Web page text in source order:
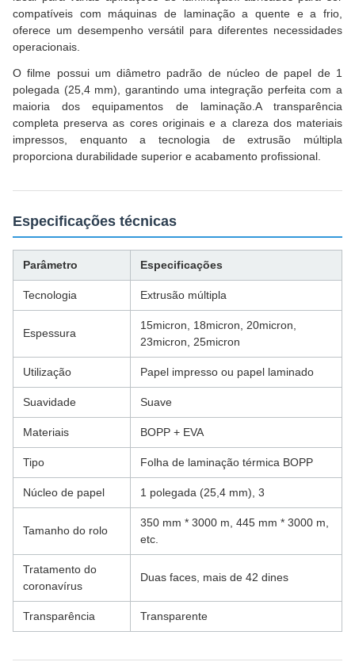
compatíveis com máquinas de laminação a quente e a frio,
oferece um desempenho versátil para diferentes necessidades
operacionais.
O filme possui um diâmetro padrão de núcleo de papel de 1
polegada (25,4 mm), garantindo uma integração perfeita com a
maioria dos equipamentos de laminação.A transparência
completa preserva as cores originais e a clareza dos materiais
impressos, enquanto a tecnologia de extrusão múltipla
proporciona durabilidade superior e acabamento profissional.
Especificações técnicas
Parâmetro Especificações
Tecnologia Extrusão múltipla
Espessura
15micron, 18micron, 20micron,
23micron, 25micron
Utilização Papel impresso ou papel laminado
Suavidade Suave
Materiais BOPP + EVA
Tipo Folha de laminação térmica BOPP
Núcleo de papel 1 polegada (25,4 mm), 3
Tamanho do rolo
350 mm * 3000 m, 445 mm * 3000 m,
etc.
Tratamento do
coronavírus
Duas faces, mais de 42 dines
Transparência Transparente